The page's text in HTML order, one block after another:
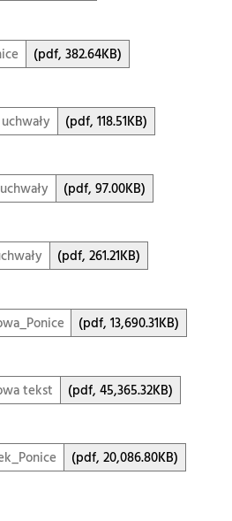
(pdf, 382.64KB)
(pdf, 118.51KB)
(pdf, 97.00KB)
(pdf, 261.21KB)
(pdf, 13,690.31KB)
tekst
(pdf, 45,365.32KB)
(pdf, 20,086.80KB)